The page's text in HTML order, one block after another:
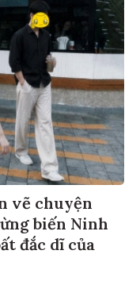
vẽ chuyện
biến Ninh
đắc dĩ của